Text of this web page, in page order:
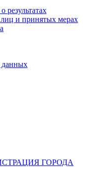
и принятых мерах
данных
ГОРОДА